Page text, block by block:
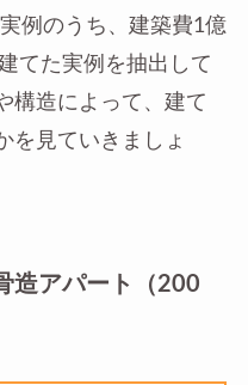
例のうち、建築費1億
てた実例を抽出して
構造によって、建て
を見ていきましょ
造アパート（200